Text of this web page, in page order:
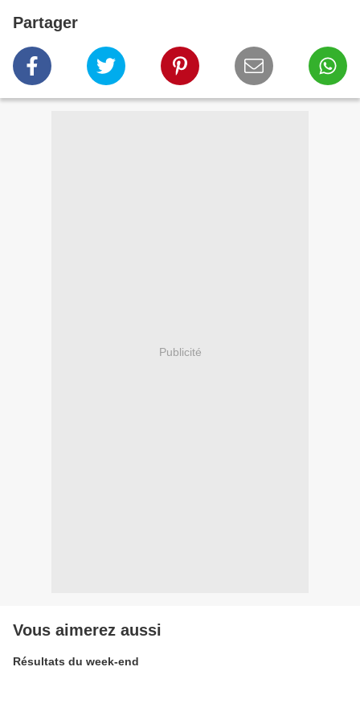
Partager
Publicité
Vous aimerez aussi
Résultats du week-end